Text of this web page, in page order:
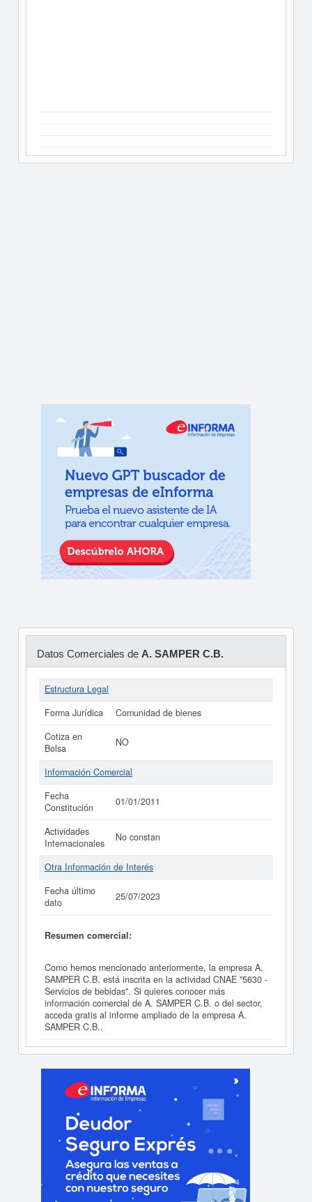
Datos Comerciales de A. SAMPER C.B.
Estructura Legal
Forma Jurídica
Comunidad de bienes
Cotiza en
Bolsa
NO
Información Comercial
Fecha
Constitución
01/01/2011
Actividades
Internacionales
No constan
Otra Información de Interés
Fecha último
dato
25/07/2023
Resumen comercial:
Como hemos mencionado anteriormente, la empresa A.
SAMPER C.B. está inscrita en la actividad CNAE "5630 -
Servicios de bebidas". Si quieres conocer más
información comercial de A. SAMPER C.B. o del sector,
acceda gratis al informe ampliado de la empresa A.
SAMPER C.B..